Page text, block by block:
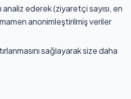
analiz ederek (ziyaretçi sayısı, en
anonimleştirilmiş veriler
sağlayarak size daha